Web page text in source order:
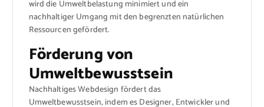
wird die Umweltbelastung minimiert und ein
nachhaltiger Umgang mit den begrenzten natürlichen
Ressourcen gefördert.
Förderung von
Umweltbewusstsein
Nachhaltiges Webdesign fördert das
Umweltbewusstsein, indem es Designer, Entwickler und